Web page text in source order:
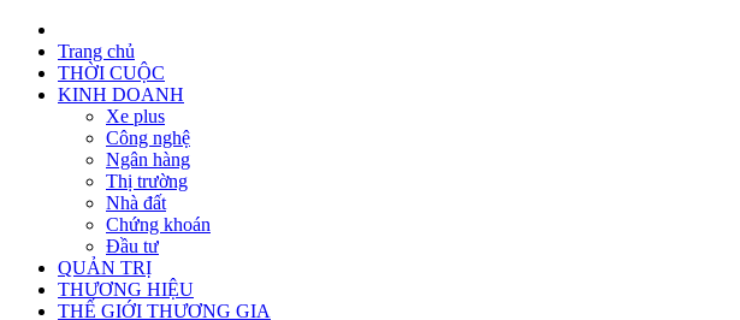
Trang chủ
THỜI CUỘC
KINH DOANH
Xe plus
Công nghệ
Ngân hàng
Thị trường
Nhà đất
Chứng khoán
Đầu tư
QUẢN TRỊ
THƯƠNG HIỆU
THẾ GIỚI THƯƠNG GIA